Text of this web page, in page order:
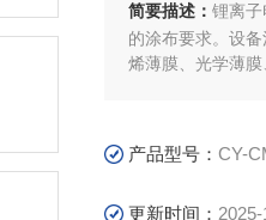
简要描述：锂离
的涂布要求。设
烯薄膜、光学薄
产品型号：CY-
更新时间：